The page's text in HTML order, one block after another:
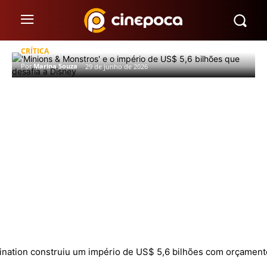
‘Minions & Monstros’ e o império de
US$ 5,6 bilhões que desafia a Disney
CRÍTICA
Por Marina Souza 29 de junho de 2026
construiu um império de US$ 5,6 bilhões com